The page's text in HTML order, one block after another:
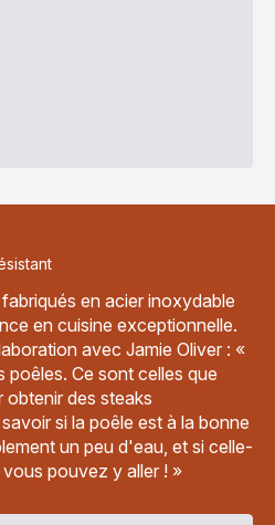
en acier inoxydable
en cuisine exceptionnelle.
avec Jamie Oliver : «
Ce sont celles que
obtenir des steaks
si la poêle est à la bonne
un peu d'eau, et si celle-
pouvez y aller ! »